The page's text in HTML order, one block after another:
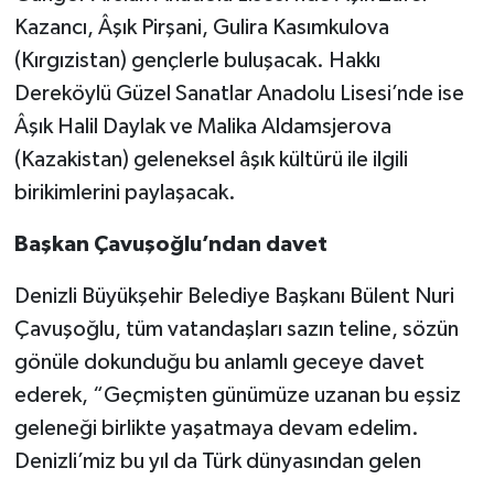
Kazancı, Âşık Pirşani, Gulira Kasımkulova
(Kırgızistan) gençlerle buluşacak. Hakkı
Dereköylü Güzel Sanatlar Anadolu Lisesi’nde ise
Âşık Halil Daylak ve Malika Aldamsjerova
(Kazakistan) geleneksel âşık kültürü ile ilgili
birikimlerini paylaşacak.
Başkan Çavuşoğlu’ndan davet
Denizli Büyükşehir Belediye Başkanı Bülent Nuri
Çavuşoğlu, tüm vatandaşları sazın teline, sözün
gönüle dokunduğu bu anlamlı geceye davet
ederek, “Geçmişten günümüze uzanan bu eşsiz
geleneği birlikte yaşatmaya devam edelim.
Denizli’miz bu yıl da Türk dünyasından gelen